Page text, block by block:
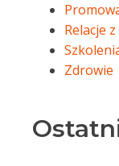
Relacje
Zdrowie